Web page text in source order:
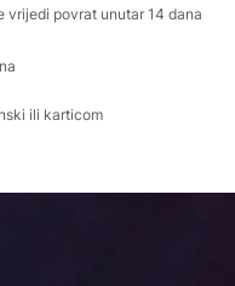
vrijedi povrat unutar 14 dana
ili karticom